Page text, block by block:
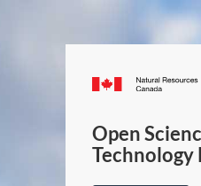
Open
Technology